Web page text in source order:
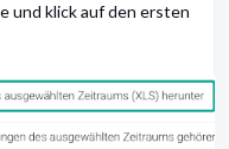
und klick auf den ersten